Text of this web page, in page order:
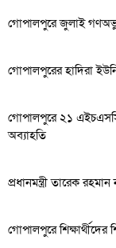
গোপালপুরে জুলাই
গোপালপুরের হাদিরা
গোপালপুরে ২১
অব্যাহতি
প্রধানমন্ত্রী তারেক
গোপালপুরে শিক্ষার্থীদের